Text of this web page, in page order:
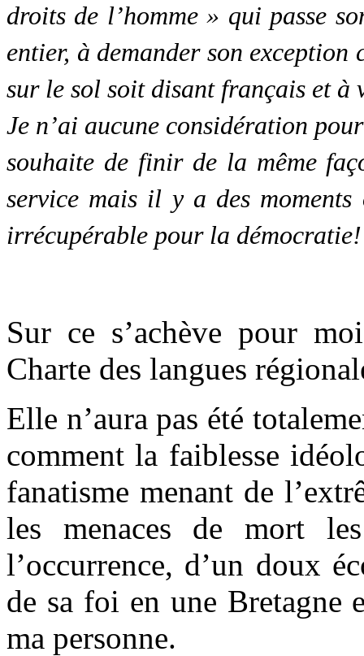
droits de l’homme » qui passe
entier, à demander son
sur le sol soit disant français et à
Je n’ai aucune considération
souhaite de finir de la même
service mais il y a des
irrécupérable pour la
Sur ce s’achève pour
Charte des langues
Elle n’aura pas été
comment la faiblesse
fanatisme menant de
les menaces de mort
l’occurrence, d’un doux
de sa foi en une Bretagne
ma personne.